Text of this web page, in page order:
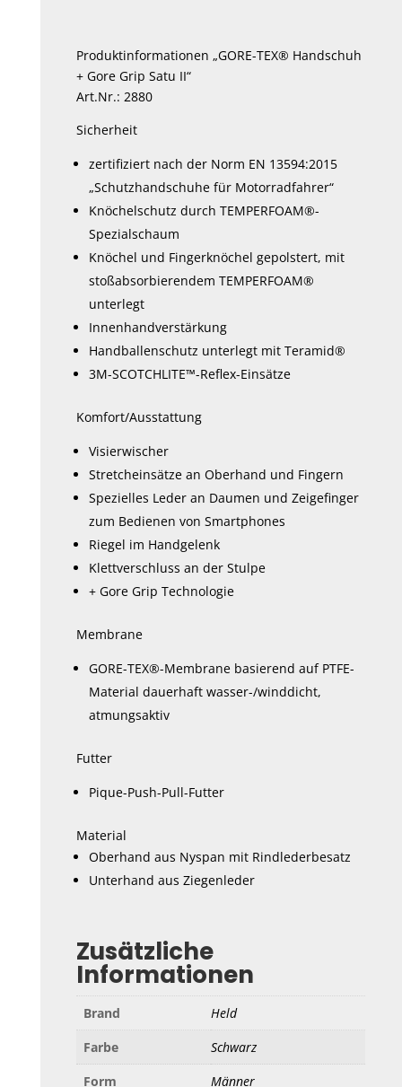
auf
der
gewählt
werden
Produktinformationen „GORE-TEX® Handschuh
+ Gore Grip Satu II“
Art.Nr.: 2880
Sicherheit
zertifiziert nach der Norm EN 13594:2015
„Schutzhandschuhe für Motorradfahrer“
Knöchelschutz durch TEMPERFOAM®-
Spezialschaum
Knöchel und Fingerknöchel gepolstert, mit
stoßabsorbierendem TEMPERFOAM®
unterlegt
Innenhandverstärkung
Handballenschutz unterlegt mit Teramid®
3M-SCOTCHLITE™-Reflex-Einsätze
Komfort/Ausstattung
Visierwischer
Stretcheinsätze an Oberhand und Fingern
Spezielles Leder an Daumen und Zeigefinger
zum Bedienen von Smartphones
Riegel im Handgelenk
Klettverschluss an der Stulpe
+ Gore Grip Technologie
Membrane
GORE-TEX®-Membrane basierend auf PTFE-
Material dauerhaft wasser-/winddicht,
atmungsaktiv
Futter
Pique-Push-Pull-Futter
Material
Oberhand aus Nyspan mit Rindlederbesatz
Unterhand aus Ziegenleder
Zusätzliche
Informationen
Brand
Held
Farbe
Schwarz
Form
Männer